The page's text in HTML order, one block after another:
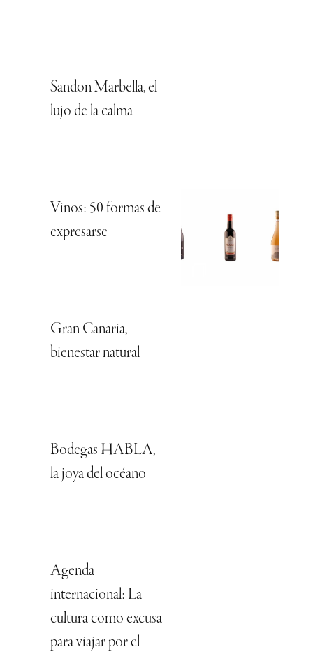
Sandon Marbella, el
lujo de la calma
Vinos: 50 formas de
expresarse
Gran Canaria,
bienestar natural
Bodegas HABLA,
la joya del océano
Agenda
internacional: La
cultura como excusa
para viajar por el